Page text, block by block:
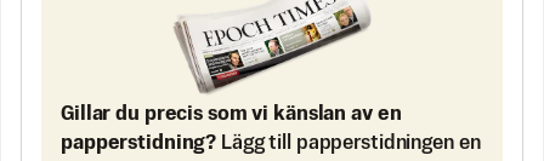
Gillar du precis som vi känslan av en
papperstidning? Lägg till papperstidningen en